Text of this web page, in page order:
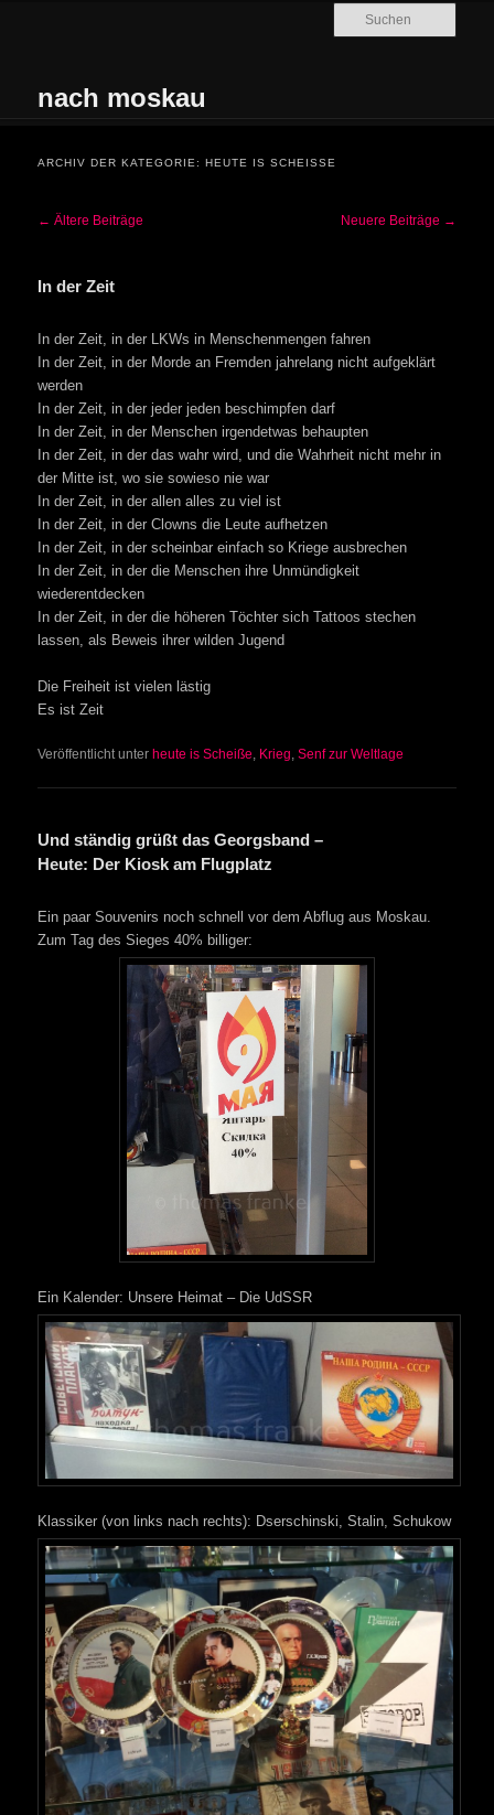
nach moskau
ARCHIV DER KATEGORIE:HEUTE IS SCHEISSE
Beitrags-Navigation
← Ältere Beiträge Neuere Beiträge →
In der Zeit
In der Zeit, in der LKWs in Menschenmengen fahren
In der Zeit, in der Morde an Fremden jahrelang nicht aufgeklärt
werden
In der Zeit, in der jeder jeden beschimpfen darf
In der Zeit, in der Menschen irgendetwas behaupten
In der Zeit, in der das wahr wird, und die Wahrheit nicht mehr in
der Mitte ist, wo sie sowieso nie war
In der Zeit, in der allen alles zu viel ist
In der Zeit, in der Clowns die Leute aufhetzen
In der Zeit, in der scheinbar einfach so Kriege ausbrechen
In der Zeit, in der die Menschen ihre Unmündigkeit
wiederentdecken
In der Zeit, in der die höheren Töchter sich Tattoos stechen
lassen, als Beweis ihrer wilden Jugend
Die Freiheit ist vielen lästig
Es ist Zeit
Veröffentlicht unter heute is Scheiße, Krieg,Senf zur Weltlage
Und ständig grüßt das Georgsband –
Heute: Der Kiosk am Flugplatz
Ein paar Souvenirs noch schnell vor dem Abflug aus Moskau.
Zum Tag des Sieges 40% billiger:
Ein Kalender: Unsere Heimat – Die UdSSR
Klassiker (von links nach rechts): Dserschinski, Stalin, Schukow